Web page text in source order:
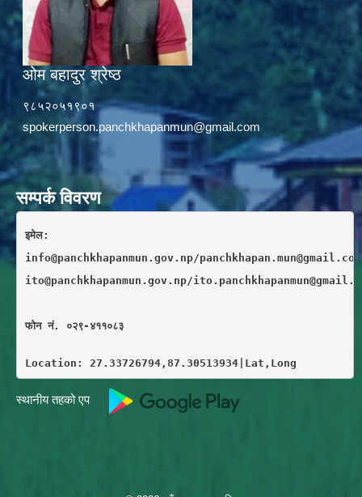
ओम बहादुर श्रेष्ठ
९८५२०५१९०१
spokerperson.panchkhapanmun@gmail.com
सम्पर्क विवरण
इमेल:
info@panchkhapanmun.gov.np/
ito@panchkhapanmun.gov.np/
फाेन नं. ०२९-४११०८३
Location: 27.33726794,87.30513934|Lat,Long
स्थानीय तहको एप